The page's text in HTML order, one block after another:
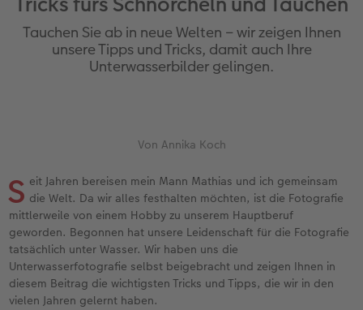
Personalisierter Schuber
Erinnerungstasche
Bestellwege
Webinare
Kundenbeispiele
Nature Prints
Premium Poster
Passfotos
Zubehör
Photo Streetmap Poster
Fotocollage
Foto auf Holz
Gallery Print
Hartschaum
Weitere Anlässe
Klappkarten
Spiele
Schule & Büro
Foto-Geschenkbox
Geschenkidee
CEWE Geschenkgutschein
Silikonhüllen
Kunststoffhüllen
Mit Design
Wandkalender mit Design
Wandkalender A4
Zubehör
Sofortgrusskarten
Sofortfotosets
Filiale finden
Zum Geburtstag
Muttertagsgeschenke
für den JGA
Hochzeit
Jahrbuch
Tauchen Sie ab in neue Welten – wir zeigen Ihnen
unsere Tipps und Tricks, damit auch Ihre
Unterwasserbilder gelingen.
Von Annika Koch
S eit Jahren bereisen mein Mann Mathias und ich gemeinsam
die Welt. Da wir alles festhalten möchten, ist die Fotografie
mittlerweile von einem Hobby zu unserem Hauptberuf
geworden. Begonnen hat unsere Leidenschaft für die Fotografie
tatsächlich unter Wasser. Wir haben uns die
Unterwasserfotografie selbst beigebracht und zeigen Ihnen in
diesem Beitrag die wichtigsten Tricks und Tipps, die wir in den
vielen Jahren gelernt haben.